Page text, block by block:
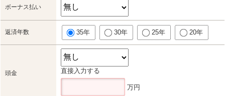
ボーナス払い
返済年数 35年 30年 25年 20年
頭金 直接入力する
万円